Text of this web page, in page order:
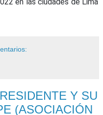
en las ciudades de Lima
Y SU
(ASOCIACIÓN